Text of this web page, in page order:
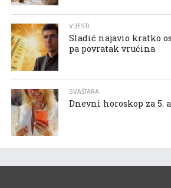
VIJESTI
Sladić najavio kratko
pa povratak vrućina
SVAŠTARA
Dnevni horoskop za 5.